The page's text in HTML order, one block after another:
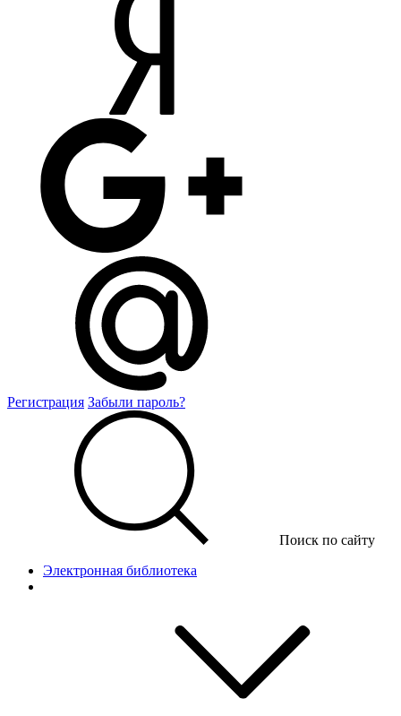
Регистрация Забыли пароль?
Поиск по сайту
Электронная библиотека